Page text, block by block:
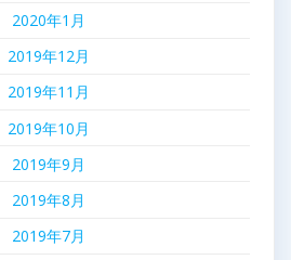
2020年1月
2019年12月
2019年11月
2019年10月
2019年9月
2019年8月
2019年7月